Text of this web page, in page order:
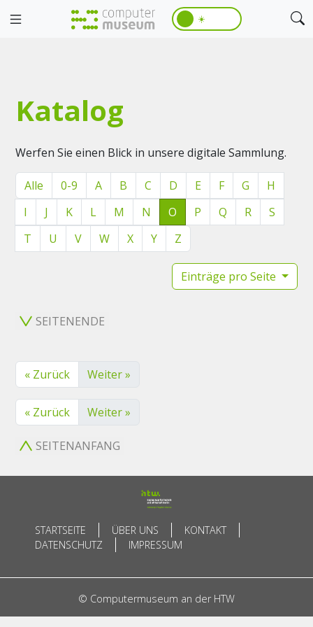
☀️
Katalog
Werfen Sie einen Blick in unsere digitale Sammlung.
Alle 0-9 A B C D E F G
H
I
J K L M N O P Q R
S
T
U V W X Y Z
Einträge pro Seite
SEITENENDE
« Zurück Weiter »
« Zurück Weiter »
SEITENANFANG
STARTSEITE ÜBER UNS
KONTAKT
DATENSCHUTZ
IMPRESSUM
© Computermuseum an der HTW